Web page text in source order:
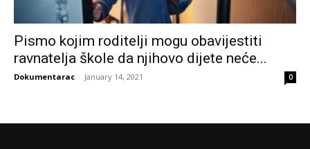
Pismo kojim roditelji mogu obavijestiti
ravnatelja škole da njihovo dijete neće...
Dokumentarac - January 14, 2021 0